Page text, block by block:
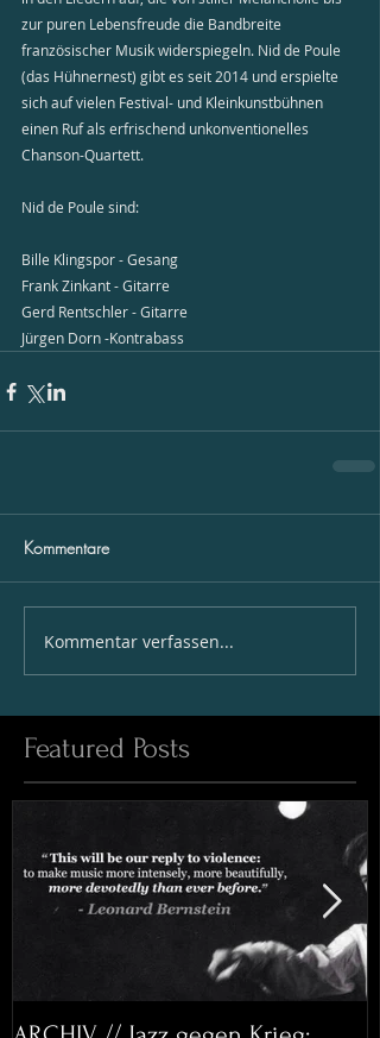
zur puren Lebensfreude die Bandbreite
französischer Musik widerspiegeln. Nid de Poule
(das Hühnernest) gibt es seit 2014 und erspielte
sich auf vielen Festival- und Kleinkunstbühnen
einen Ruf als erfrischend unkonventionelles
Chanson-Quartett.
Nid de Poule sind:
Bille Klingspor - Gesang
Frank Zinkant - Gitarre
Gerd Rentschler - Gitarre
Jürgen Dorn -Kontrabass
Kommentare
Kommentar verfassen...
Featured Posts